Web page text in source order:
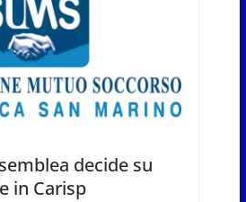
decide su
in Carisp